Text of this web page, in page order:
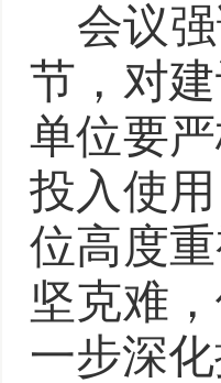
会议
节， 对
单位要
投入使
位高度
坚克难
一步深化